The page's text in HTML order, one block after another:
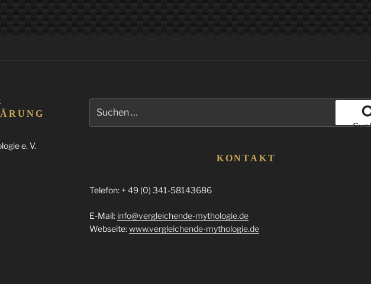
e. V.
nach:
KONTAKT
Telefon: + 49 (0) 341-58143686
E-Mail: info@vergleichende-mythologie.de
Webseite:www.vergleichende-mythologie.de